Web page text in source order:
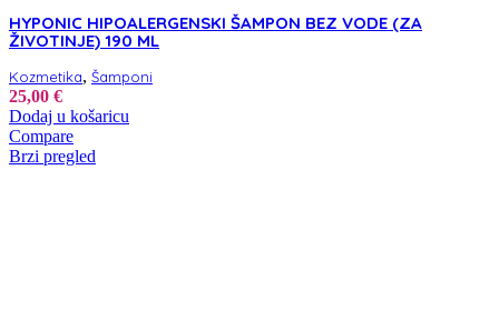
HYPONIC HIPOALERGENSKI ŠAMPON BEZ VODE (ZA
ŽIVOTINJE) 190 ML
Kozmetika, Šamponi
25,00 €
Dodaj u košaricu
Compare
Brzi pregled